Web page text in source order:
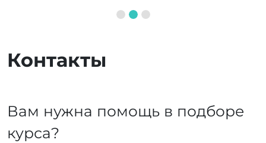
Контакты
Вам нужна помощь в подборе
курса?